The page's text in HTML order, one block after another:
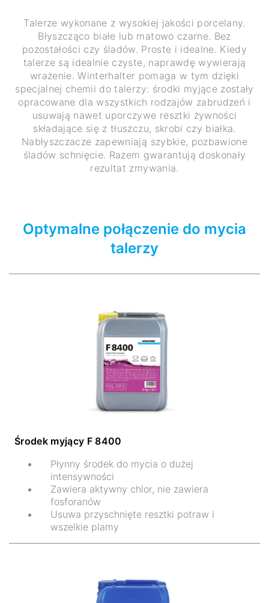
Talerze wykonane z wysokiej jakości porcelany.
Błyszcząco białe lub matowo czarne. Bez
pozostałości czy śladów. Proste i idealne. Kiedy
talerze są idealnie czyste, naprawdę wywierają
wrażenie. Winterhalter pomaga w tym dzięki
specjalnej chemii do talerzy: środki myjące zostały
opracowane dla wszystkich rodzajów zabrudzeń i
usuwają nawet uporczywe resztki żywności
składające się z tłuszczu, skrobi czy białka.
Nabłyszczacze zapewniają szybkie, pozbawione
śladów schnięcie. Razem gwarantują doskonały
rezultat zmywania.
Optymalne połączenie do mycia
talerzy
Środek myjący F 8400
Płynny środek do mycia o dużej
intensywności
Zawiera aktywny chlor, nie zawiera
fosforanów
Usuwa przyschnięte resztki potraw i
wszelkie plamy